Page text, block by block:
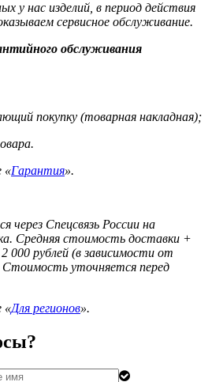
у нас изделий, в период действия
сервисное обслуживание.
обслуживания
покупку (товарная накладная);
«Гарантия».
через Спецсвязь России на
Средняя стоимость доставки +
000 рублей (в зависимости от
Стоимость уточняется перед
«Для регионов».